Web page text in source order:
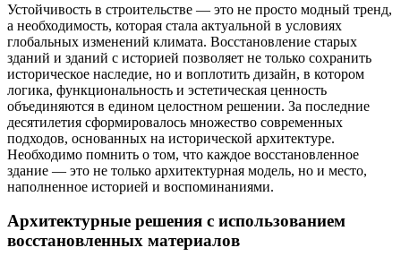
Устойчивость в строительстве — это не просто модный тренд,
а необходимость, которая стала актуальной в условиях
глобальных изменений климата. Восстановление старых
зданий и зданий с историей позволяет не только сохранить
историческое наследие, но и воплотить дизайн, в котором
логика, функциональность и эстетическая ценность
объединяются в едином целостном решении. За последние
десятилетия сформировалось множество современных
подходов, основанных на исторической архитектуре.
Необходимо помнить о том, что каждое восстановленное
здание — это не только архитектурная модель, но и место,
наполненное историей и воспоминаниями.
Архитектурные решения с использованием
восстановленных материалов